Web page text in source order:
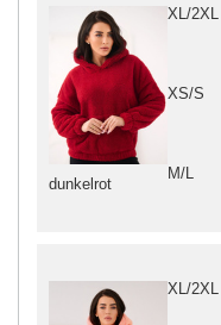
dunkelrot
XL/2XL
XS/S
M/L
XL/2XL